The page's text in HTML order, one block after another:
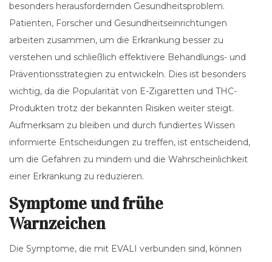
besonders herausfordernden Gesundheitsproblem.
Patienten, Forscher und Gesundheitseinrichtungen
arbeiten zusammen, um die Erkrankung besser zu
verstehen und schließlich effektivere Behandlungs- und
Präventionsstrategien zu entwickeln. Dies ist besonders
wichtig, da die Popularität von E-Zigaretten und THC-
Produkten trotz der bekannten Risiken weiter steigt.
Aufmerksam zu bleiben und durch fundiertes Wissen
informierte Entscheidungen zu treffen, ist entscheidend,
um die Gefahren zu mindern und die Wahrscheinlichkeit
einer Erkrankung zu reduzieren.
Symptome und frühe
Warnzeichen
Die Symptome, die mit EVALI verbunden sind, können